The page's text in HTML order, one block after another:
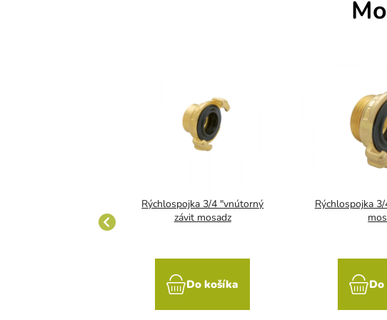
Rýchlospojka 3/4 "vnútorný
závit mosadz
Do košíka
Rýchlospojka